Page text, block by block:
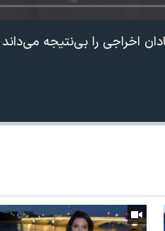
اخراجی را بی‌نتیجه می‌داند